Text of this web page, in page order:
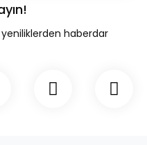
haberdar